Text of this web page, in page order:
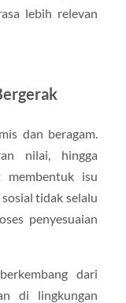
lebih relevan
dan beragam.
nilai, hingga
isu
tidak selalu
penyesuaian
dari
di lingkungan